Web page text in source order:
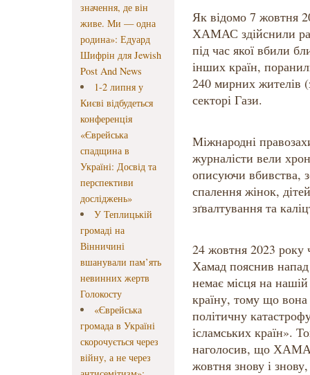
значення, де він
живе. Ми — одна
родина»: Едуард
Шифрін для Jewish
Post And News
1-2 липня у
Києві відбудеться
конференція
«Єврейська
спадщина в
Україні: Досвід та
перспективи
досліджень»
У Теплицькій
громаді на
Вінничині
вшанували пам’ять
невинних жертв
Голокосту
«Єврейська
громада в Україні
скорочується через
війну, а не через
Як відомо 7 жовтня
ХАМАС здійснили
під час якої вбили
інших країн,
240 мирних жителів
секторі Гази.
Міжнародні
журналісти вели
описуючи вбивства,
спалення жінок,
зґвалтування та
24 жовтня 2023
Хамад пояснив напад
немає місця на
країну, тому що вона
політичну
ісламських країн».
наголосив, що
жовтня знову і